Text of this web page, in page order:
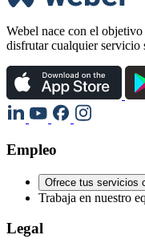
Webel nace con el
disfrutar cualquier servicio
Empleo
Ofrece tus servicios
Trabaja en nuestro
Legal